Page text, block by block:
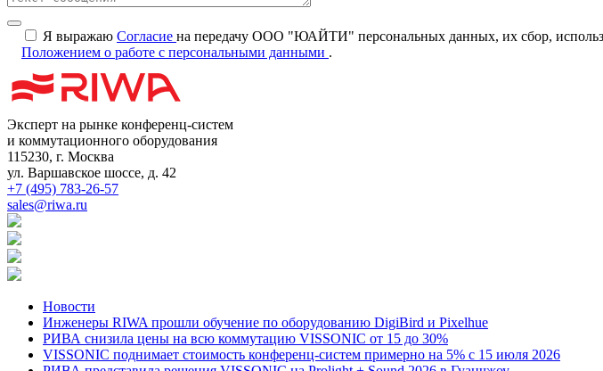
Я выражаю Согласие на передачу ООО "ЮАЙТИ" персональных данных, их сбор,
Положением о работе с персональными данными .
Эксперт на рынке конференц-систем
и коммутационного оборудования
115230, г. Москва
ул. Варшавское шоссе, д. 42
+7 (495) 783-26-57
sales@riwa.ru
Новости
Инженеры RIWA прошли обучение по оборудованию DigiBird и Pixelhue
РИВА снизила цены на всю коммутацию VISSONIC от 15 до 30%
VISSONIC поднимает стоимость конференц-систем примерно на 5% с 15 июля 2026